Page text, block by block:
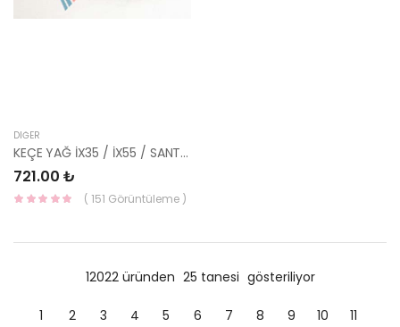
DIĞER
KEÇE YAĞ İX35 / İX55 / SANTAFE / TUCSON 47452-39000-HMC
721.00 ₺
( 151 Görüntüleme )
12022 üründen 25 tanesi gösteriliyor
1 2 3 4 5 6 7 8 9 10
11